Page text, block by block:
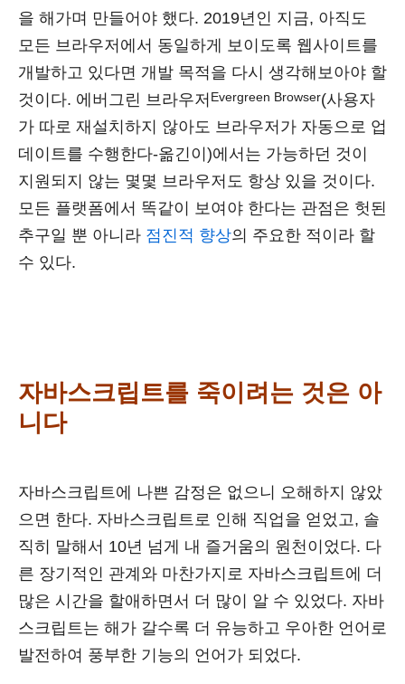
을 해가며 만들어야 했다. 2019년인 지금, 아직도
모든 브라우저에서 동일하게 보이도록 웹사이트를
개발하고 있다면 개발 목적을 다시 생각해보아야 할
것이다. 에버그린 브라우저 Evergreen Browser(사용자
가 따로 재설치하지 않아도 브라우저가 자동으로 업
데이트를 수행한다-옮긴이)에서는 가능하던 것이
지원되지 않는 몇몇 브라우저도 항상 있을 것이다.
모든 플랫폼에서 똑같이 보여야 한다는 관점은 헛된
추구일 뿐 아니라 점진적 향상의 주요한 적이라 할
수 있다.
자바스크립트를 죽이려는 것은 아
니다
자바스크립트에 나쁜 감정은 없으니 오해하지 않았
으면 한다. 자바스크립트로 인해 직업을 얻었고, 솔
직히 말해서 10년 넘게 내 즐거움의 원천이었다. 다
른 장기적인 관계와 마찬가지로 자바스크립트에 더
많은 시간을 할애하면서 더 많이 알 수 있었다. 자바
스크립트는 해가 갈수록 더 유능하고 우아한 언어로
발전하여 풍부한 기능의 언어가 되었다.